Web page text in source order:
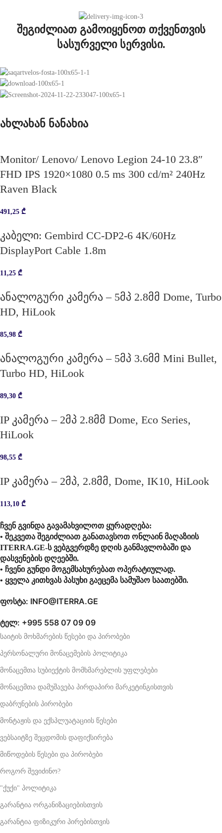
შეგიძლიათ გამოიყენოთ თქვენთვის
სასურველი სერვისი.
ახლახან ნანახია
Monitor/ Lenovo/ Lenovo Legion 24-10 23.8″
FHD IPS 1920×1080 0.5 ms 300 cd/m² 240Hz
Raven Black
491,25 ₾
კაბელი: Gembird CC-DP2-6 4K/60Hz
DisplayPort Cable 1.8m
11,25 ₾
ანალოგური კამერა – 5მპ 2.8მმ Dome, Turbo
HD, HiLook
85,98 ₾
ანალოგური კამერა – 5მპ 3.6მმ Mini Bullet,
Turbo HD, HiLook
89,30 ₾
IP კამერა – 2მპ 2.8მმ Dome, Eco Series,
HiLook
98,55 ₾
IP კამერა – 2მპ, 2.8მმ, Dome, IK10, HiLook
113,10 ₾
ჩვენ გვინდა გავამახვილოთ ყურადღება:
• შეკვეთა შეგიძლიათ განათავსოთ ონლაინ მაღაზიის
ITERRA.GE-ს ვებგვერდზე დღის განმავლობაში და
დასვენების დღეებში.
• ჩვენი გუნდი მოგემსახურებათ ოპერატიულად.
• ყველა კითხვას პასუხი გაეცემა სამუშაო საათებში.
ფოსტა: INFO@ITERRA.GE
ტელ: +995 558 07 09 09
საიტის მოხმარების წესები და პირობები
პერსონალური მონაცემების პოლიტიკა
მონაცემთა სუბიექტის მომხმარებლის უფლებები
მონაცემთა დამუშავება პირდაპირი მარკეტინგისთვის
დაბრუნების პირობები
მონტაჟის და ექსპლუატაციის წესები
ვებსაიტზე შეცდომის დაფიქსირება
მიწოდების წესები და პირობები
როგორ შევიძინო?
"ქუქი" პოლიტიკა
გარანტია ორგანიზაციებისთვის
გარანტია ფიზიკური პირებისთვის